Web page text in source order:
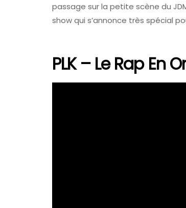
passage sur la petite scène du
show qui s’annonce très spécial
PLK – Le Rap En Or